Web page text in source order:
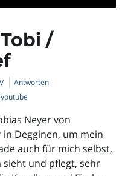
/
Antworten
youtube
Neyer von
Degginen, um mein
auch für mich selbst,
sieht und pflegt, sehr